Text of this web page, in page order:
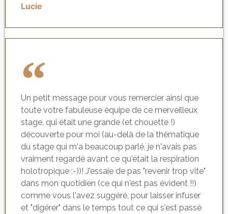
Lucie
Un petit message pour vous remercier ainsi que
toute votre fabuleuse équipe de ce merveilleux
stage, qui était une grande (et chouette !)
découverte pour moi (au-delà de la thématique
du stage qui m'a beaucoup parlé, je n'avais pas
vraiment regardé avant ce qu'était la respiration
holotropique :-))! J'essaie de pas "revenir trop vite"
dans mon quotidien (ce qui n'est pas évident !!)
comme vous l'avez suggéré, pour laisser infuser
et "digérer" dans le temps tout ce qui s'est passé